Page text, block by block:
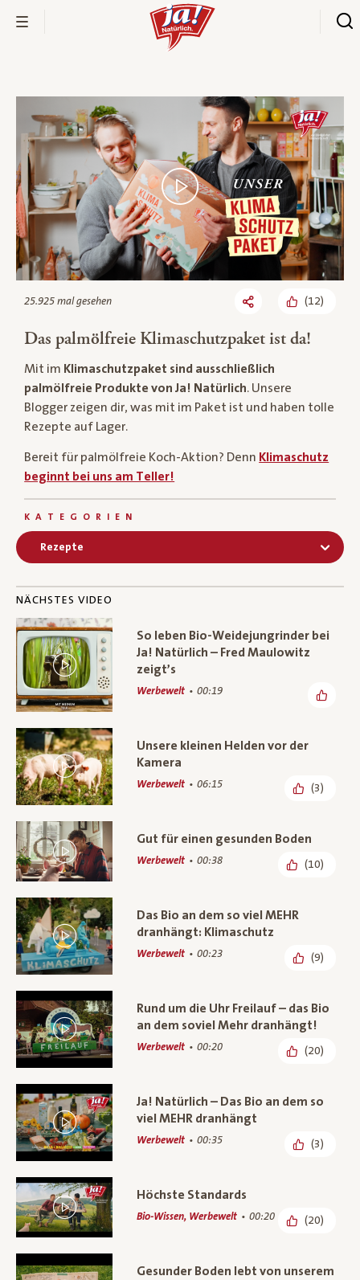
Bio-Thek
25.925 mal gesehen (12)
Das palmölfreie Klimaschutzpaket ist da!
Mit im Klimaschutzpaket sind ausschließlich
palmölfreie Produkte von Ja! Natürlich. Unsere
Blogger zeigen dir, was mit im Paket ist und haben tolle
Rezepte auf Lager.
Bereit für palmölfreie Koch-Aktion? Denn Klimaschutz
beginnt bei uns am Teller!
KATEGORIEN
Rezepte
NÄCHSTES VIDEO
So leben Bio-Weidejungrinder bei
Ja! Natürlich – Fred Maulowitz
zeigt’s
Werbewelt 00:19
Unsere kleinen Helden vor der
Kamera
Werbewelt 06:15 (3)
Gut für einen gesunden Boden
Werbewelt 00:38 (10)
Das Bio an dem so viel MEHR
dranhängt: Klimaschutz
Werbewelt 00:23 (9)
Rund um die Uhr Freilauf – das Bio
an dem soviel Mehr dranhängt!
Werbewelt 00:20 (20)
Ja! Natürlich – Das Bio an dem so
viel MEHR dranhängt
Werbewelt 00:35 (3)
Höchste Standards
Bio-Wissen, Werbewelt 00:20 (20)
Gesunder Boden lebt von unserem